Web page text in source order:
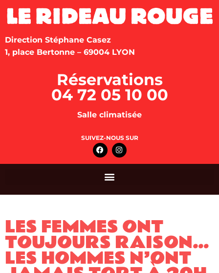
Direction Stéphane Casez
1, place Bertonne – 69004 LYON
Réservations
04 72 05 10 00
Salle climatisée
SUIVEZ-NOUS SUR
LES FEMMES ONT
TOUJOURS RAISON…
LES HOMMES N’ONT